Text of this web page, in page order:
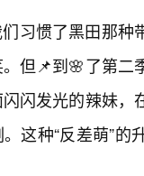
习惯了黑田那种
但📌到🌸了第
闪发光的辣妹
这种“反差萌”